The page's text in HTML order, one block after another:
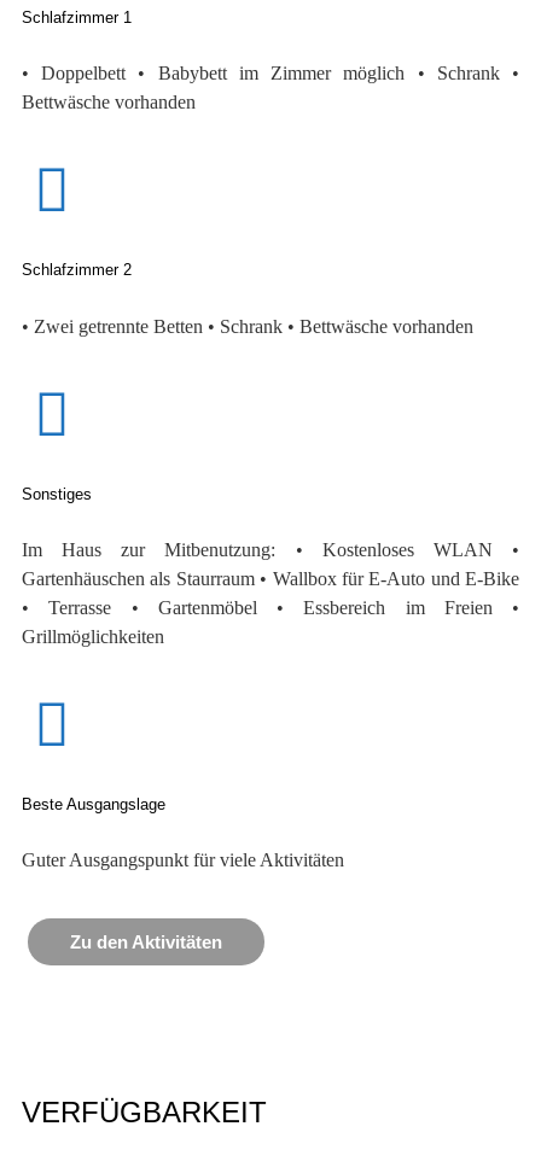
Schlafzimmer 1
• Doppelbett • Babybett im Zimmer möglich • Schrank •
Bettwäsche vorhanden
Schlafzimmer 2
• Zwei getrennte Betten • Schrank • Bettwäsche vorhanden
Sonstiges
Im Haus zur Mitbenutzung: • Kostenloses WLAN •
Gartenhäuschen als Staurraum • Wallbox für E-Auto und E-Bike
• Terrasse • Gartenmöbel • Essbereich im Freien •
Grillmöglichkeiten
Beste Ausgangslage
Guter Ausgangspunkt für viele Aktivitäten
Zu den Aktivitäten
VERFÜGBARKEIT